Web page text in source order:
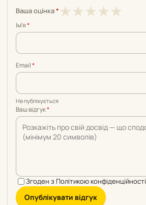
Ваша оцінка* ★
5
★4
5
★3
5
★2
5
★1
5
Імʼя*
Email*
Не публікується
Ваш відгук*
Згоден з Політикою конфіденційності
Опублікувати відгук